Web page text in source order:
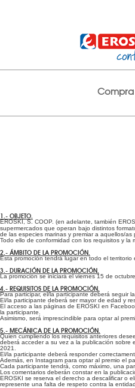
1.- OBJETO.
EROSKI, S. COOP. (en adelante, también
supermercados que operan bajo distintos
de las especies marinas y premiar a aquellos/
Todo ello de conformidad con los requisitos y la
2.- ÁMBITO DE LA PROMOCIÓN.
Esta promoción tendrá lugar en todo el territorio
3.- DURACIÓN DE LA PROMOCIÓN.
La promoción se iniciará el viernes 15 de
4.- REQUISITOS DE LA PROMOCIÓN.
Para participar, el/la participante deberá seguir
El/la participante deberá ser mayor de edad y
El acceso a las páginas de EROSKI en
la participante.
Asimismo, será imprescindible para optar al
5.- MECÁNICA DE LA PROMOCIÓN.
Quien cumpliendo los requisitos anteriores
deberá acceder a su vez a la publicación sobre
2021.
El/la participante deberá responder
Además, en Instagram para optar al premio el
Cada participante tendrá, como máximo, una
Los comentarios deberán constar en la
EROSKI se reserva el derecho a descalificar o
represente una falta de respeto contra la